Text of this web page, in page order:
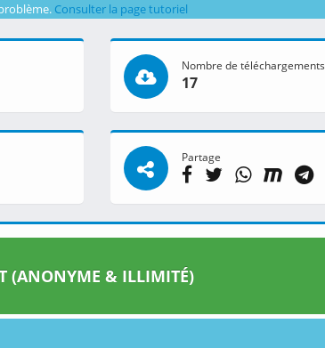
Consulter la page tutoriel
Nombre de téléchargements
17
Partage
& ILLIMITÉ)